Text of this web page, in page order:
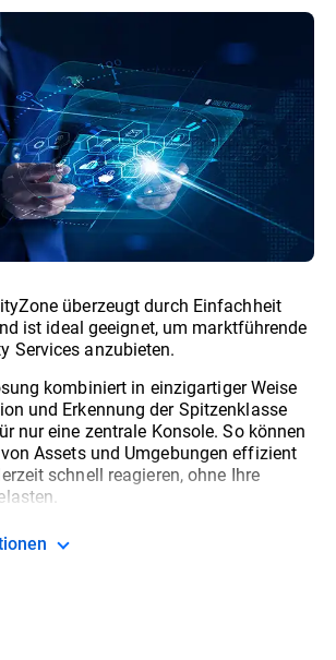
überzeugt durch Einfachheit
ist ideal geeignet, um marktführende
Services anzubieten.
kombiniert in einzigartiger Weise
und Erkennung der Spitzenklasse
nur eine zentrale Konsole. So können
Assets und Umgebungen effizient
schnell reagieren, ohne Ihre